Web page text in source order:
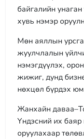
байгалийн
хувь нэмэр
Мөн аяллын
жуулчлалын
нэмэгдүүлэх,
жижиг, дунд
нөхцөл бүрдэх
Жанхайн
Үндэсний их
оруулахаар